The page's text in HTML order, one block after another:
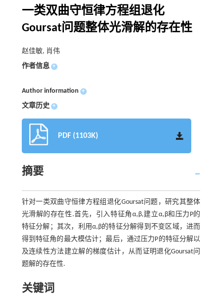
一类双曲守恒律方程组退化
Goursat问题整体光滑解的存在性
赵佳敏, 肖伟
作者信息 +
Author information +
文章历史 +
PDF (1103K)
摘要
针对一类双曲守恒律方程组退化Goursat问题，研究其整体
光滑解的存在性.首先，引入特征角α,β,建立α,β和压力P的
特征分解；其次，利用α,β的特征分解得到不变区域，进而
得到特征角的最大模估计；最后，通过压力P的特征分解以
及连续性方法建立解的梯度估计，从而证明退化Goursat问
题解的存在性.
关键词